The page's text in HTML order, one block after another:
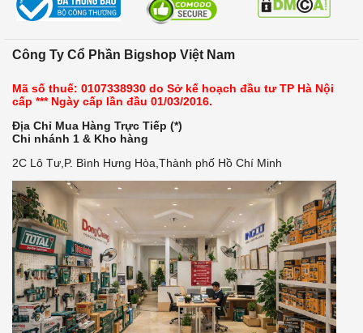
Công Ty Cổ Phần Bigshop Việt Nam
Mã số thuế: 0107338930 do Sở kế hoạch đầu tư TP Hà Nội
cấp *** Ngày cấp lần đầu 01/03/2016.
Địa Chỉ Mua Hàng Trực Tiếp (*)
Chi nhánh 1 & Kho hàng
2C Lô Tư,P. Bình Hưng Hòa,Thành phố Hồ Chí Minh